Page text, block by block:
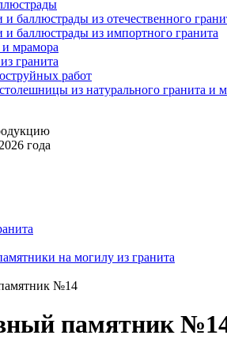
баллюстрады из отечественного
и баллюстрады из импортного гранита
и мрамора
гранита
работ
из натурального гранита и
года
на могилу из гранита
№14
памятник